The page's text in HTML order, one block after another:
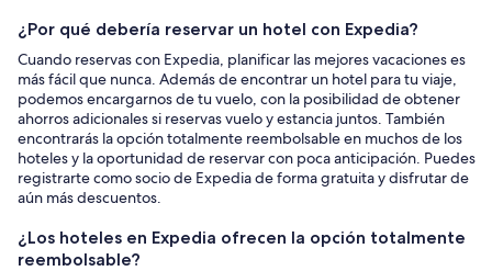
¿Por qué debería reservar un hotel con Expedia?
Cuando reservas con Expedia, planificar las mejores vacaciones es
más fácil que nunca. Además de encontrar un hotel para tu viaje,
podemos encargarnos de tu vuelo, con la posibilidad de obtener
ahorros adicionales si reservas vuelo y estancia juntos. También
encontrarás la opción totalmente reembolsable en muchos de los
hoteles y la oportunidad de reservar con poca anticipación. Puedes
registrarte como socio de Expedia de forma gratuita y disfrutar de
aún más descuentos.
¿Los hoteles en Expedia ofrecen la opción totalmente
reembolsable?